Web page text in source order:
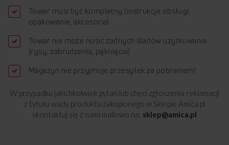
Towar musi być kompletny (instrukcje obsługi,
opakowanie, akcesoria)
Towar nie może nosić żadnych śladów użytkowania
(rysy, zabrudzenia, pęknięcia)
Magazyn nie przyjmuje przesyłek za pobraniem!
W przypadku jakichkolwiek pytań lub chęci zgłoszenia reklamacji
z tytułu wady produktu zakupionego w Sklepie Amica.pl
skontaktuj się z nami mailowo na: sklep@amica.pl